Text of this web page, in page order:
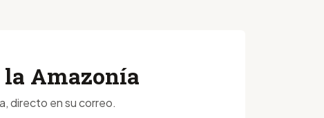
Amazonía
directo en su correo.